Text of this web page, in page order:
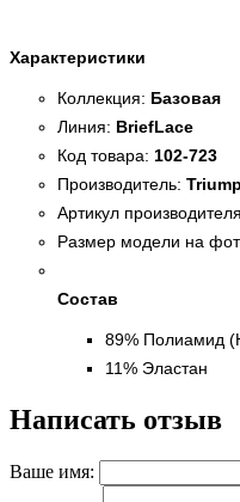
Характеристики
Коллекция: Базовая
Линия: BriefLace
Код товара: 102-723
Производитель:
Артикул
Размер модели на
Состав
89% Полиамид
11% Эластан
Написать отзыв
Ваше имя: